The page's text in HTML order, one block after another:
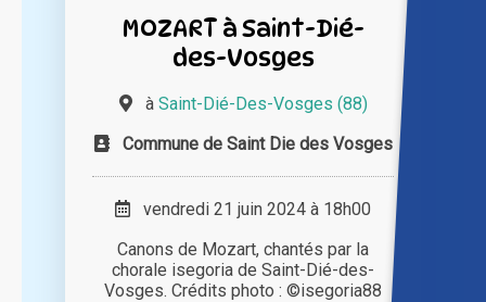
MOZART à Saint-Dié-
des-Vosges
à Saint-Dié-Des-Vosges (88)
Commune de Saint Die des Vosges
vendredi 21 juin 2024 à 18h00
Canons de Mozart, chantés par la
chorale isegoria de Saint-Dié-des-
Vosges. Crédits photo : ©isegoria88